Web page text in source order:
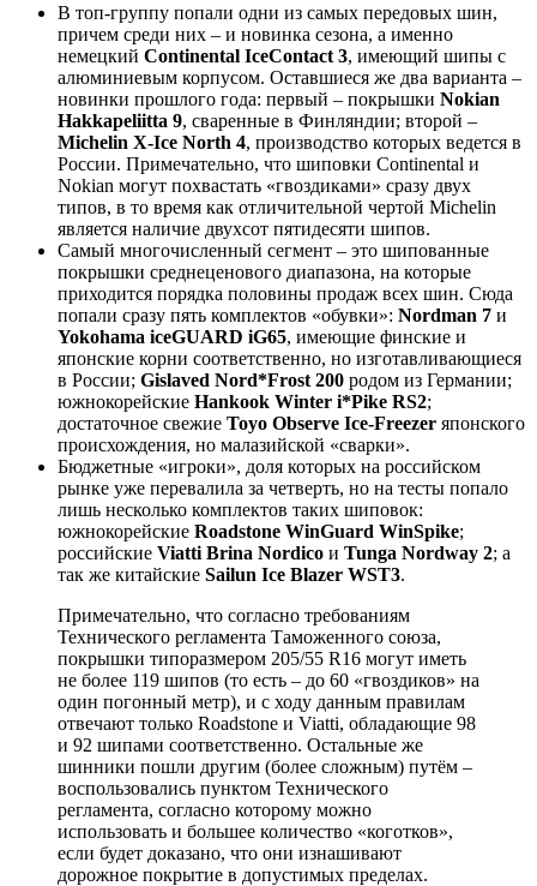
В топ-группу попали одни из самых передовых шин,
причем среди них – и новинка сезона, а именно
немецкий Continental IceContact 3, имеющий шипы с
алюминиевым корпусом. Оставшиеся же два варианта –
новинки прошлого года: первый – покрышки Nokian
Hakkapeliitta 9, сваренные в Финляндии; второй –
Michelin X-Ice North 4, производство которых ведется в
России. Примечательно, что шиповки Continental и
Nokian могут похвастать «гвоздиками» сразу двух
типов, в то время как отличительной чертой Michelin
является наличие двухсот пятидесяти шипов.
Самый многочисленный сегмент – это шипованные
покрышки среднеценового диапазона, на которые
приходится порядка половины продаж всех шин. Сюда
попали сразу пять комплектов «обувки»: Nordman 7 и
Yokohama iceGUARD iG65, имеющие финские и
японские корни соответственно, но изготавливающиеся
в России; Gislaved Nord*Frost 200 родом из Германии;
южнокорейские Hankook Winter i*Pike RS2;
достаточное свежие Toyo Observe Ice-Freezer японского
происхождения, но малазийской «сварки».
Бюджетные «игроки», доля которых на российском
рынке уже перевалила за четверть, но на тесты попало
лишь несколько комплектов таких шиповок:
южнокорейские Roadstone WinGuard WinSpike;
российские Viatti Brina Nordico и Tunga Nordway 2; а
так же китайские Sailun Ice Blazer WST3.
Примечательно, что согласно требованиям
Технического регламента Таможенного союза,
покрышки типоразмером 205/55 R16 могут иметь
не более 119 шипов (то есть – до 60 «гвоздиков» на
один погонный метр), и с ходу данным правилам
отвечают только Roadstone и Viatti, обладающие 98
и 92 шипами соответственно. Остальные же
шинники пошли другим (более сложным) путём –
воспользовались пунктом Технического
регламента, согласно которому можно
использовать и большее количество «коготков»,
если будет доказано, что они изнашивают
дорожное покрытие в допустимых пределах.